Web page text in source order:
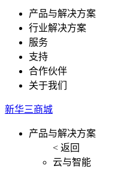
产品与解决方案
行业解决方案
服务
支持
合作伙伴
关于我们
新华三商城
产品与解决方案
< 返回
云与智能